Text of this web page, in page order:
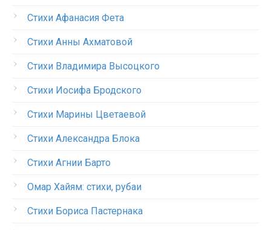
Стихи Афанасия Фета
Стихи Анны Ахматовой
Стихи Владимира Высоцкого
Стихи Иосифа Бродского
Стихи Марины Цветаевой
Стихи Александра Блока
Стихи Агнии Барто
Омар Хайям: стихи, рубаи
Стихи Бориса Пастернака